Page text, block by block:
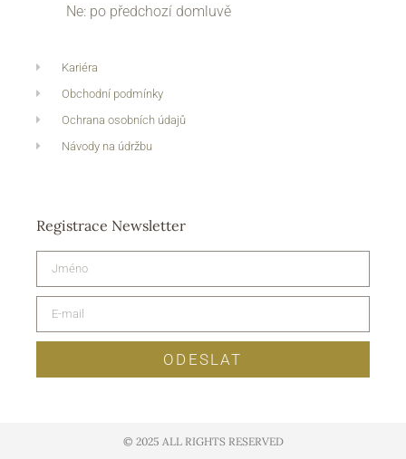
Ne: po předchozí domluvě
Kariéra
Obchodní podmínky
Ochrana osobních údajů
Návody na údržbu
Registrace Newsletter
ODESLAT
© 2025 ALL RIGHTS RESERVED​